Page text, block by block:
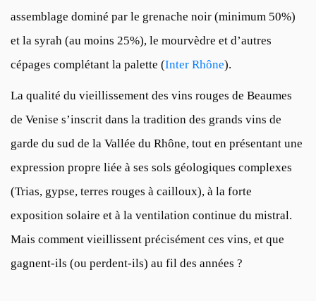
assemblage dominé par le grenache noir (minimum 50%)
et la syrah (au moins 25%), le mourvèdre et d’autres
cépages complétant la palette (Inter Rhône).
La qualité du vieillissement des vins rouges de Beaumes
de Venise s’inscrit dans la tradition des grands vins de
garde du sud de la Vallée du Rhône, tout en présentant une
expression propre liée à ses sols géologiques complexes
(Trias, gypse, terres rouges à cailloux), à la forte
exposition solaire et à la ventilation continue du mistral.
Mais comment vieillissent précisément ces vins, et que
gagnent-ils (ou perdent-ils) au fil des années ?